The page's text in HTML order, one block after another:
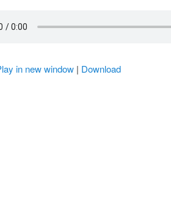
in new window | Download